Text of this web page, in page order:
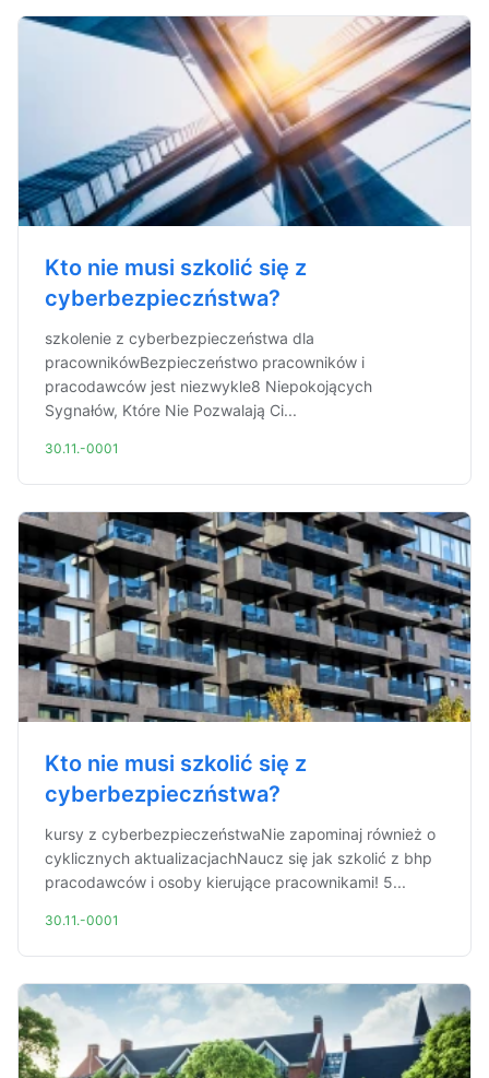
Kto nie musi szkolić się z
cyberbezpieczństwa?
szkolenie z cyberbezpieczeństwa dla
pracownikówBezpieczeństwo pracowników i
pracodawców jest niezwykle8 Niepokojących
Sygnałów, Które Nie Pozwalają Ci...
30.11.-0001
Kto nie musi szkolić się z
cyberbezpieczństwa?
kursy z cyberbezpieczeństwaNie zapominaj również o
cyklicznych aktualizacjachNaucz się jak szkolić z bhp
pracodawców i osoby kierujące pracownikami! 5...
30.11.-0001